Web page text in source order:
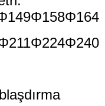
Φ158Φ164